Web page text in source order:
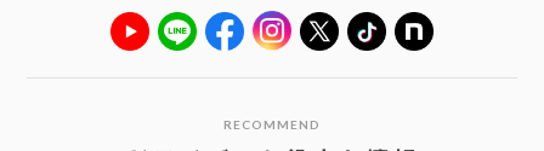
RECOMMEND